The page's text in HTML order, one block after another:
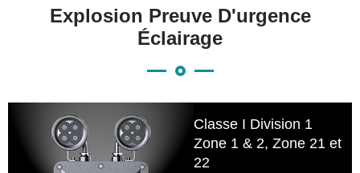
Explosion Preuve D'urgence
Éclairage
Classe I Division 1
Zone 1 & 2, Zone 21 et
22